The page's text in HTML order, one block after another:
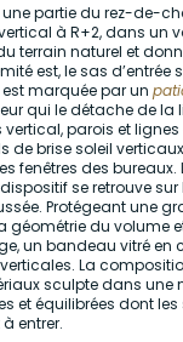
partie du rez-de-
à R+2, dans un
terrain naturel et
est, le sas
marquée par un
qui le détache de la
parois et lignes
de brise soleil
fenêtres des bureaux.
se retrouve sur
Protégeant une
géométrie du volume
un bandeau vitré en
La
sculpte dans une
et équilibrées dont
entrer.